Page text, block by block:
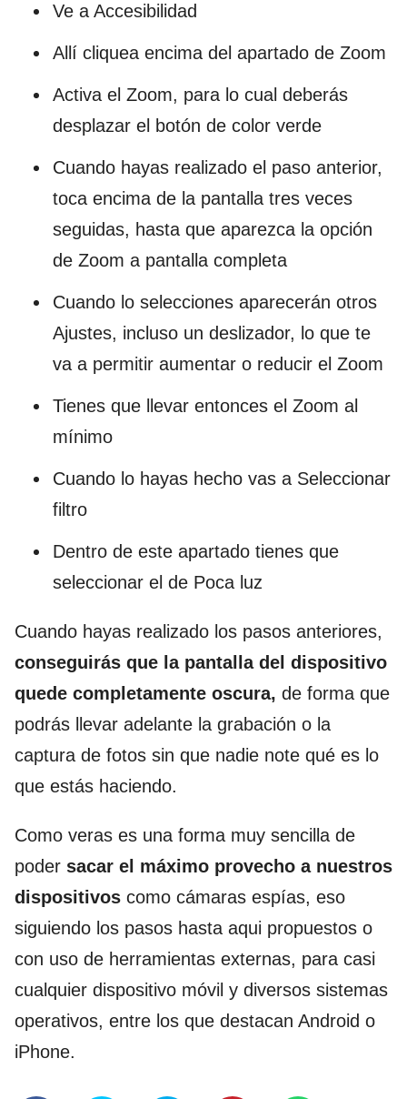
Ve a Accesibilidad
Allí cliquea encima del apartado de Zoom
Activa el Zoom, para lo cual deberás
desplazar el botón de color verde
Cuando hayas realizado el paso anterior,
toca encima de la pantalla tres veces
seguidas, hasta que aparezca la opción
de Zoom a pantalla completa
Cuando lo selecciones aparecerán otros
Ajustes, incluso un deslizador, lo que te
va a permitir aumentar o reducir el Zoom
Tienes que llevar entonces el Zoom al
mínimo
Cuando lo hayas hecho vas a Seleccionar
filtro
Dentro de este apartado tienes que
seleccionar el de Poca luz
Cuando hayas realizado los pasos anteriores,
conseguirás que la pantalla del dispositivo
quede completamente oscura, de forma que
podrás llevar adelante la grabación o la
captura de fotos sin que nadie note qué es lo
que estás haciendo.
Como veras es una forma muy sencilla de
poder sacar el máximo provecho a nuestros
dispositivos como cámaras espías, eso
siguiendo los pasos hasta aqui propuestos o
con uso de herramientas externas, para casi
cualquier dispositivo móvil y diversos sistemas
operativos, entre los que destacan Android o
iPhone.